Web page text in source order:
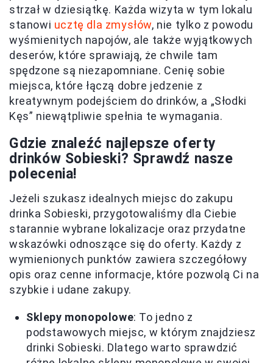
strzał w dziesiątkę. Każda wizyta w tym lokalu
stanowi ucztę dla zmysłów, nie tylko z powodu
wyśmienitych napojów, ale także wyjątkowych
deserów, które sprawiają, że chwile tam
spędzone są niezapomniane. Cenię sobie
miejsca, które łączą dobre jedzenie z
kreatywnym podejściem do drinków, a „Słodki
Kęs” niewątpliwie spełnia te wymagania.
Gdzie znaleźć najlepsze oferty
drinków Sobieski? Sprawdź nasze
polecenia!
Jeżeli szukasz idealnych miejsc do zakupu
drinka Sobieski, przygotowaliśmy dla Ciebie
starannie wybrane lokalizacje oraz przydatne
wskazówki odnoszące się do oferty. Każdy z
wymienionych punktów zawiera szczegółowy
opis oraz cenne informacje, które pozwolą Ci na
szybkie i udane zakupy.
Sklepy monopolowe: To jedno z
podstawowych miejsc, w którym znajdziesz
drinki Sobieski. Dlatego warto sprawdzić